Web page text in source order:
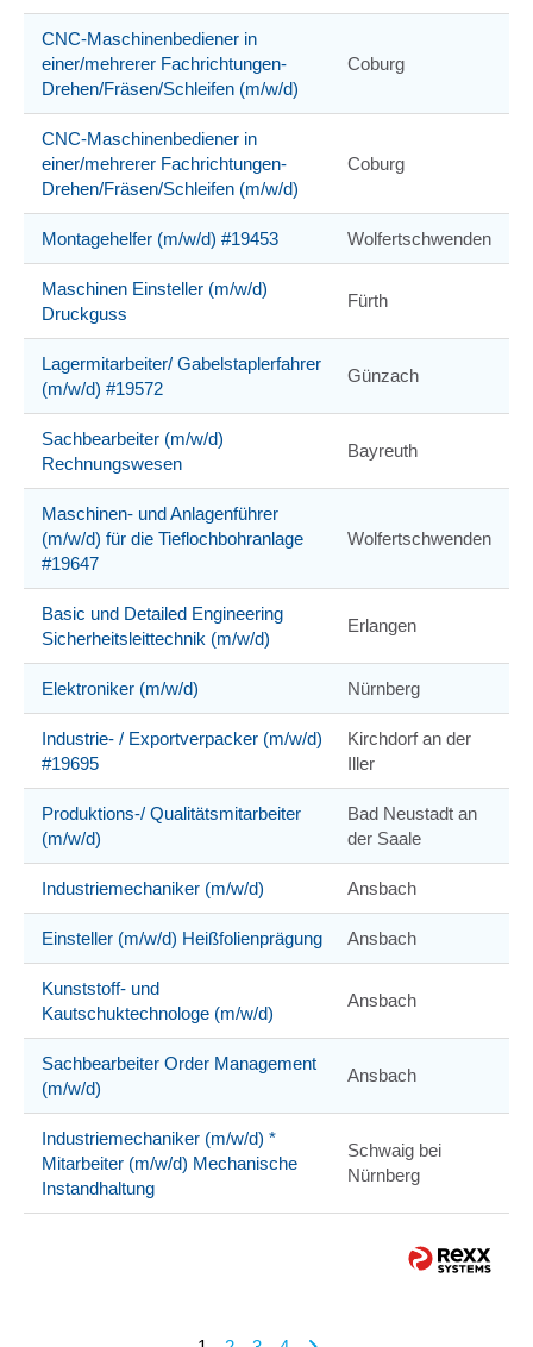
CNC-Maschinenbediener in
einer/mehrerer Fachrichtungen-
Drehen/Fräsen/Schleifen (m/w/d)
Coburg
CNC-Maschinenbediener in
einer/mehrerer Fachrichtungen-
Drehen/Fräsen/Schleifen (m/w/d)
Coburg
Montagehelfer (m/w/d) #19453 Wolfertschwenden
Maschinen Einsteller (m/w/d)
Druckguss
Fürth
Lagermitarbeiter/ Gabelstaplerfahrer
(m/w/d) #19572
Günzach
Sachbearbeiter (m/w/d)
Rechnungswesen
Bayreuth
Maschinen- und Anlagenführer
(m/w/d) für die Tieflochbohranlage
#19647
Wolfertschwenden
Basic und Detailed Engineering
Sicherheitsleittechnik (m/w/d)
Erlangen
Elektroniker (m/w/d) Nürnberg
Industrie- / Exportverpacker (m/w/d)
#19695
Kirchdorf an der
Iller
Produktions-/ Qualitätsmitarbeiter
(m/w/d)
Bad Neustadt an
der Saale
Industriemechaniker (m/w/d) Ansbach
Einsteller (m/w/d) Heißfolienprägung Ansbach
Kunststoff- und
Kautschuktechnologe (m/w/d)
Ansbach
Sachbearbeiter Order Management
(m/w/d)
Ansbach
Industriemechaniker (m/w/d) *
Mitarbeiter (m/w/d) Mechanische
Instandhaltung
Schwaig bei
Nürnberg